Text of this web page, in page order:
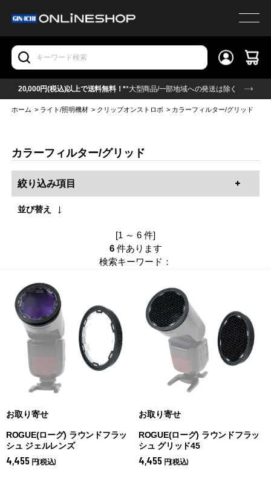
20,000円(税込)以上で送料無料！**大型商品/一部地域への発送は除く
ホーム > ライト/照明機材 > クリップオンストロボ > カラーフィルター/グリッド
カラーフィルター/グリッド
絞り込み項目
並び替え
[1 ～ 6 件]
6 件あります
検索キーワード：
お取り寄せ
ROGUE(ローグ) ラウンドフラッ
シュ ジェルレンズ
4,455 円(税込)
お取り寄せ
ROGUE(ローグ) ラウンドフラッ
シュ グリッド45
4,455 円(税込)